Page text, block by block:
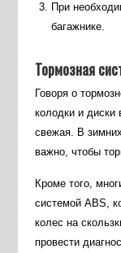
При
багажнике.
Тормозная
Говоря о
колодки и диски
свежая. В
важно, чтобы
Кроме того,
системой ABS,
колес на
провести